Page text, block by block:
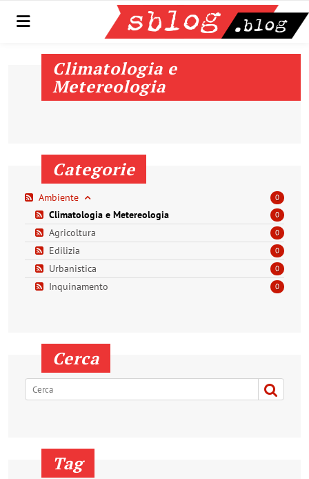
Menu
Climatologia e
Metereologia
Categorie
0
Ambiente
0
Climatologia e Metereologia
0
Agricoltura
0
Edilizia
0
Urbanistica
0
Inquinamento
Cerca
Tag